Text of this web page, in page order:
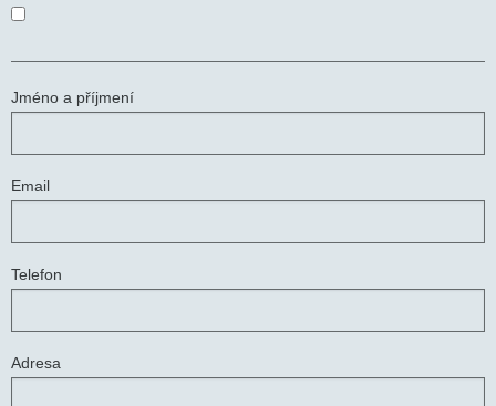
Jméno a příjmení
Email
Telefon
Adresa